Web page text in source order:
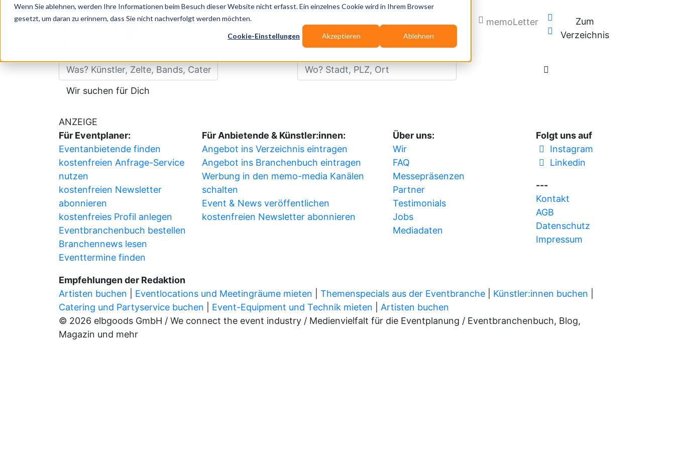
Wenn Sie ablehnen, werden Ihre Informationen beim Besuch dieser Website nicht erfasst. Ein einzelnes Cookie wird in Ihrem Browser
gesetzt, um daran zu erinnern, dass Sie nicht nachverfolgt werden möchten.
Cookie-Einstellungen Akzeptieren Ablehnen
Datum:Donnerstag, 06.08.2026
Publikationen Branchen-Infos Services Blog memoLetter
Zum
Verzeichnis
Zelte, Bands, Catering, ... Wo? Stadt, PLZ, Ort
Wir suchen für Dich
ANZEIGE
Für Eventplaner:
Eventanbietende finden
kostenfreien Anfrage-Service
nutzen
kostenfreien Newsletter
abonnieren
kostenfreies Profil anlegen
Eventbranchenbuch bestellen
Branchennews lesen
Eventtermine finden
Für Anbietende & Künstler:innen:
Angebot ins Verzeichnis eintragen
Angebot ins Branchenbuch eintragen
Werbung in den memo-media Kanälen
schalten
Event & News veröffentlichen
kostenfreien Newsletter abonnieren
Über uns:
Wir
FAQ
Messepräsenzen
Partner
Testimonials
Jobs
Mediadaten
Folgt uns auf
Instagram
Linkedin
---
Kontakt
AGB
Datenschutz
Impressum
Empfehlungen der Redaktion
Artisten buchen
Eventlocations und Meetingräume mieten Themenspecials aus der Eventbranche Künstler:innen buchen
Catering und Partyservice buchen
Event-Equipment und Technik mieten
Artisten buchen
© 2026 elbgoods GmbH / We connect the event industry / Medienvielfalt für die Eventplanung / Eventbranchenbuch, Blog,
Magazin und mehr